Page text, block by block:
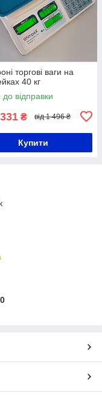
торгові ваги нa
40 кг
до відправки
₴ від 1 496 ₴
Купити